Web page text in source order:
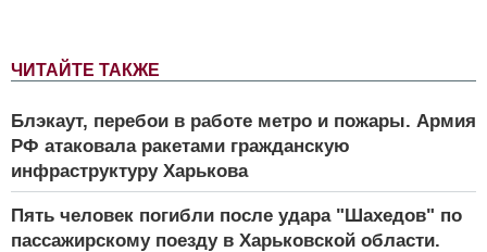
ЧИТАЙТЕ ТАКЖЕ
Блэкаут, перебои в работе метро и пожары. Армия
РФ атаковала ракетами гражданскую
инфраструктуру Харькова
Пять человек погибли после удара "Шахедов" по
пассажирскому поезду в Харьковской области.